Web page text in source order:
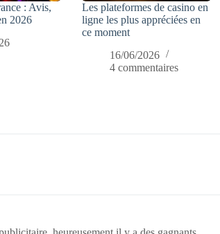
: Avis,
2026
Les plateformes de casino en
ligne les plus appréciées en
ce moment
16/06/2026
4 commentaires